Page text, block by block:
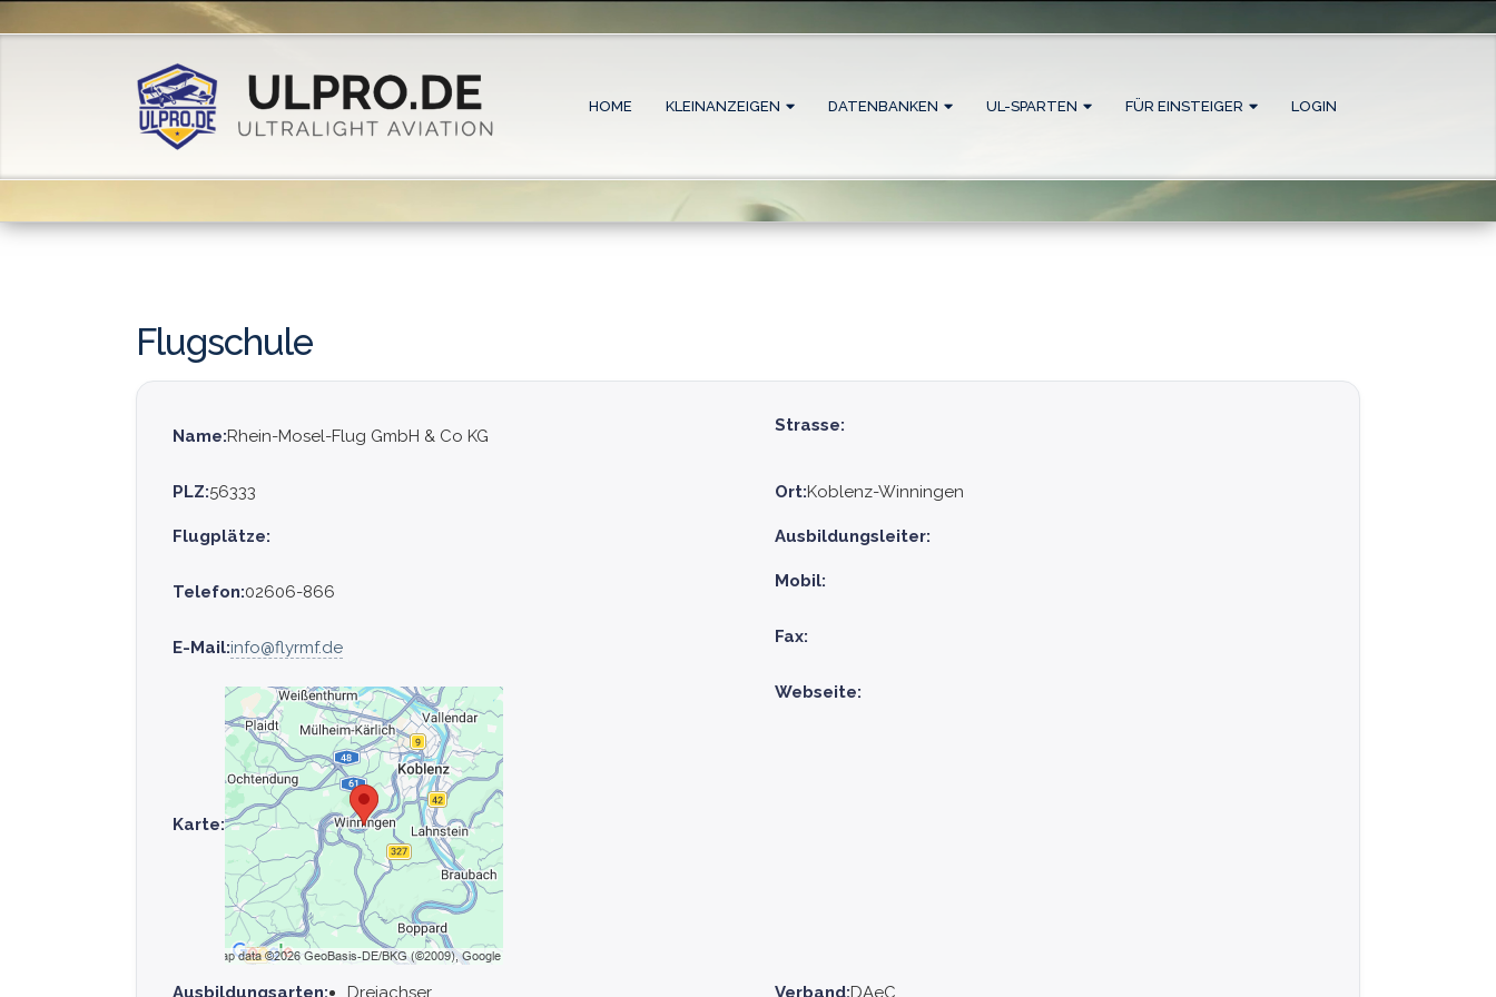
HOME KLEINANZEIGEN DATENBANKEN UL-SPARTEN FÜR EINSTEIGER LOGIN
Flugschule
Name:Rhein-Mosel-Flug GmbH & Co KG
Strasse:
PLZ:56333 Ort:Koblenz-Winningen
Flugplätze: Ausbildungsleiter:
Telefon:02606-866
Mobil:
E-Mail:info@flyrmf.de
Fax:
Karte:
Webseite:
Ausbildungsarten: Dreiachser Verband:DAeC